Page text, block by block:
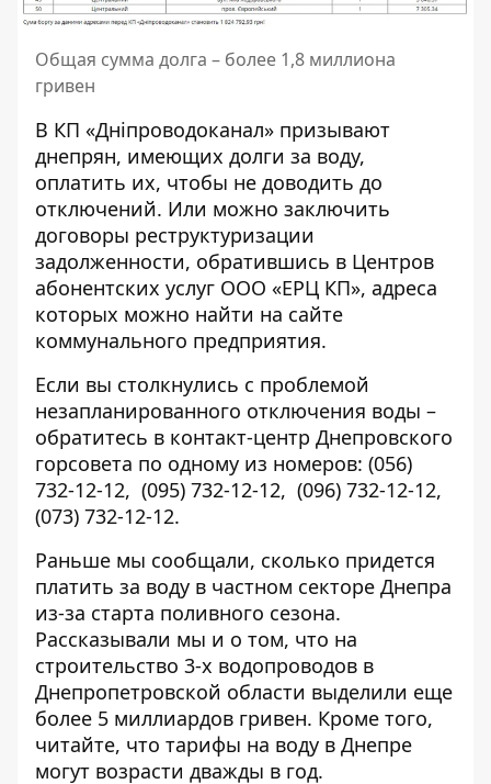
Общая сумма долга – более 1,8 миллиона
гривен
В КП «Дніпроводоканал» призывают
днепрян, имеющих долги за воду,
оплатить их, чтобы не доводить до
отключений. Или можно заключить
договоры реструктуризации
задолженности, обратившись в Центров
абонентских услуг ООО «ЕРЦ КП», адреса
которых можно найти на сайте
коммунального предприятия.
Если вы столкнулись с проблемой
незапланированного отключения воды –
обратитесь в контакт-центр Днепровского
горсовета по одному из номеров: (056)
732-12-12, (095) 732-12-12, (096) 732-12-12,
(073) 732-12-12.
Раньше мы сообщали, сколько придется
платить за воду в частном секторе Днепра
из-за старта поливного сезона.
Рассказывали мы и о том, что на
строительство 3-х водопроводов в
Днепропетровской области выделили еще
более 5 миллиардов гривен. Кроме того,
читайте, что тарифы на воду в Днепре
могут возрасти дважды в год.